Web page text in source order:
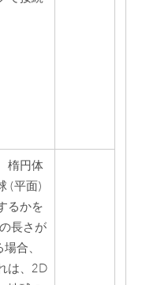
楕円体
(平面)
るかを
長さが
合、
は、2D